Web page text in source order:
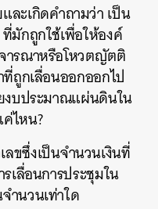
ละเกิดคำถามว่า เป็น
มักถูกใช้เพื่อให้องค์
ารณาหรือโหวตญัตติ
ถูกเลื่อนออกออกไป
งบประมาณแผ่นดินใน
ไหน?
ขซึ่งเป็นจำนวนเงินที่
เลื่อนการประชุมใน
ำนวนเท่าใด